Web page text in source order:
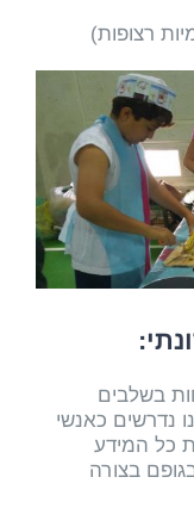
בשלבים
נדרשים כאנשי
כל המידע
בצורה